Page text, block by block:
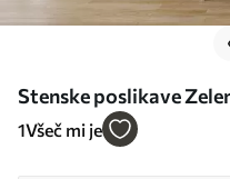
Stenske poslikave
rastlin in listov na
1Všeč mi je